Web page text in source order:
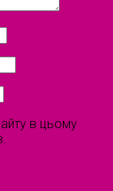
в цьому